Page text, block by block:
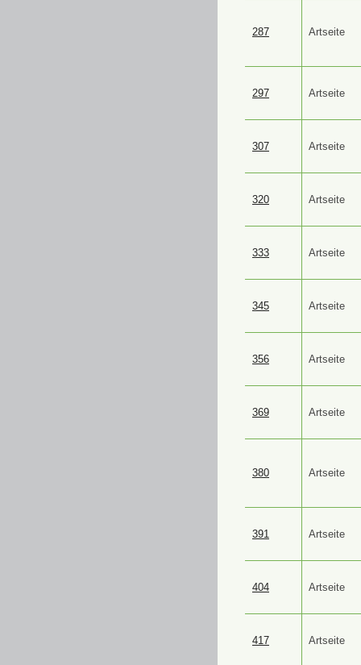
287 Artseite
297 Artseite
307 Artseite
320 Artseite
333 Artseite
345 Artseite
356 Artseite
369 Artseite
380 Artseite
391 Artseite
404 Artseite
417 Artseite